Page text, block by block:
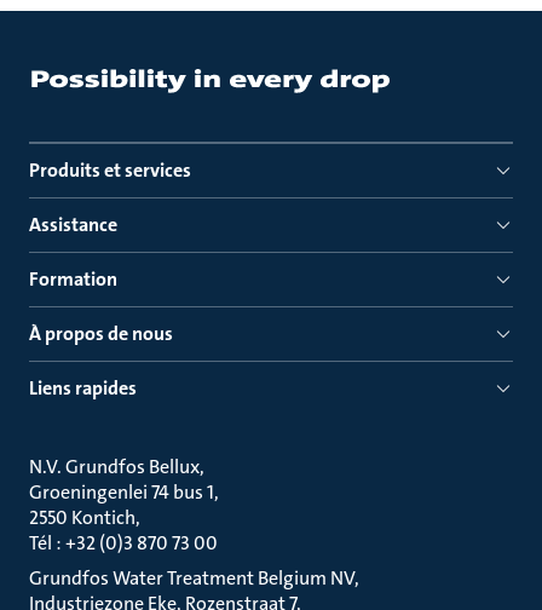
Produits et services
Assistance
Formation
À propos de nous
Liens rapides
N.V. Grundfos Bellux
Groeningenlei 74 bus 1
2550 Kontich
Tél : +32 (0)3 870 73 00
Grundfos Water Treatment Belgium NV
Industriezone Eke, Rozenstraat 7